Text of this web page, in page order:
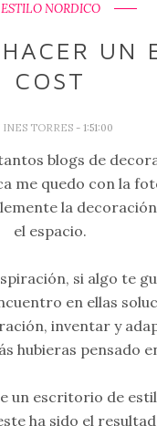
ESTILO NORDICO
UN
COST
INES TORRES - 1:51:00
blogs de
me quedo con la
la
el espacio.
si algo te
en ellas
inventar y
hubieras pensado
un escritorio de
ha sido el